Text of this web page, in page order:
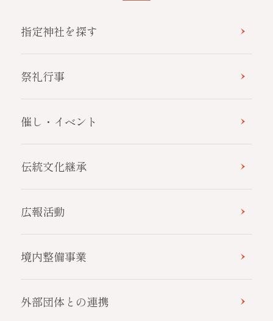
指定神社を探す
祭礼行事
催し・イベント
伝統文化継承
広報活動
境内整備事業
外部団体との連携